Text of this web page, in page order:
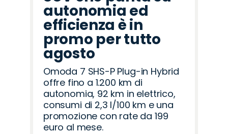
autonomia ed
efficienza è in
promo per tutto
agosto
Omoda 7 SHS-P Plug-in Hybrid
offre fino a 1.200 km di
autonomia, 92 km in elettrico,
consumi di 2,3 l/100 km e una
promozione con rate da 199
euro al mese.